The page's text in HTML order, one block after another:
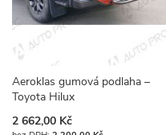
Aeroklas gumová podlaha –
Toyota Hilux
2 662,00 Kč